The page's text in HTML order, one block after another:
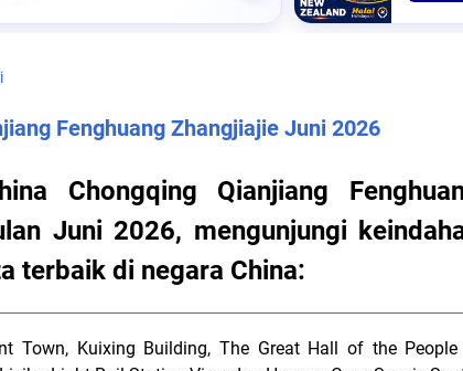
Fenghuang Zhangjiajie Juni 2026
Chongqing Qianjiang
Juni 2026, mengunjungi
terbaik di negara China:
Town, Kuixing Building, The Great Hall of the